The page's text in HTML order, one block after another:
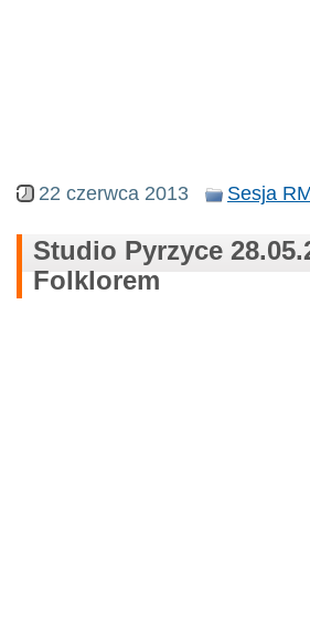
22 czerwca 2013 Sesja
Studio Pyrzyce
Folklorem